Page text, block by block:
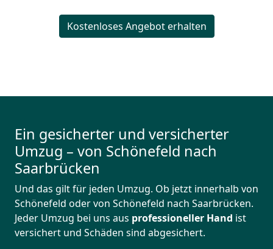
Kostenloses Angebot erhalten
Ein gesicherter und versicherter
Umzug – von Schönefeld nach
Saarbrücken
Und das gilt für jeden Umzug. Ob jetzt innerhalb von
Schönefeld oder von Schönefeld nach Saarbrücken.
Jeder Umzug bei uns aus professioneller Hand ist
versichert und Schäden sind abgesichert.